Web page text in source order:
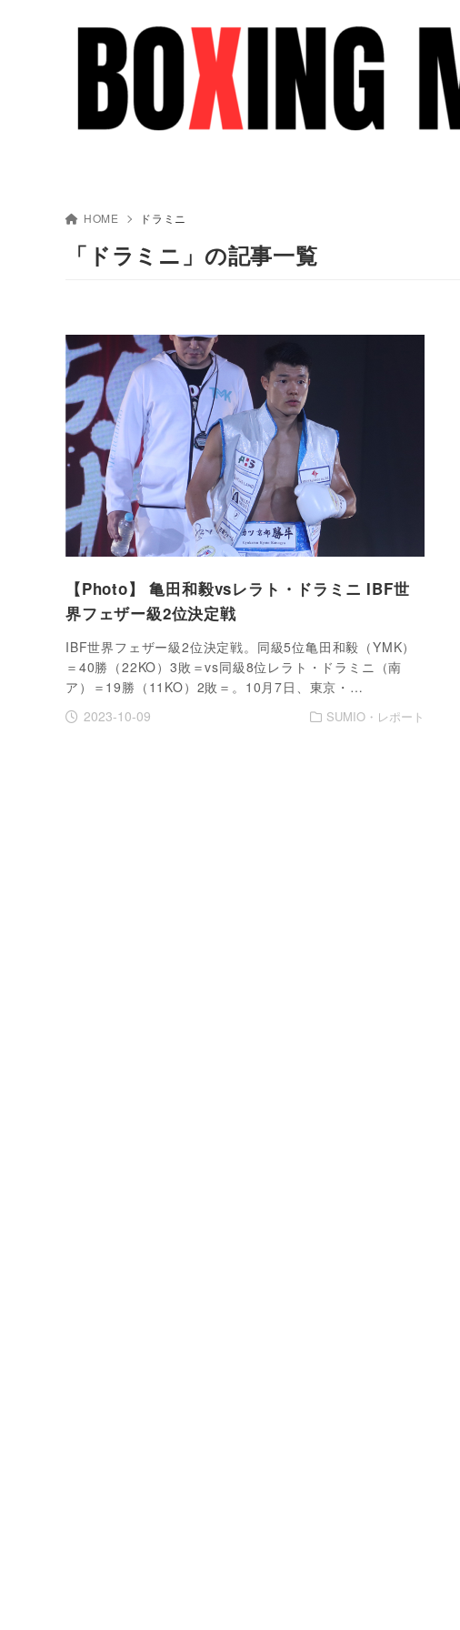
HOME ドラミニ
「ドラミニ」の記事一覧
【Photo】 亀田和毅vsレラト・ドラミニ IBF世
界フェザー級2位決定戦
IBF世界フェザー級2位決定戦。同級5位亀田和毅（YMK）
＝40勝（22KO）3敗＝vs同級8位レラト・ドラミニ（南
ア）＝19勝（11KO）2敗＝。10月7日、東京・…
2023-10-09
SUMIO・レポート